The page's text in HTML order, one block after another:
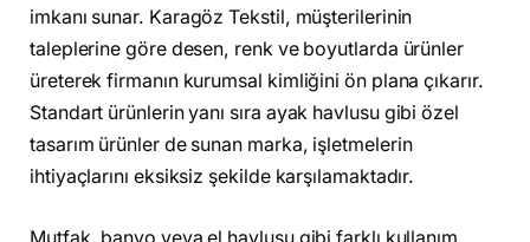
imkanı sunar. Karagöz Tekstil, müşterilerinin
taleplerine göre desen, renk ve boyutlarda ürünler
üreterek firmanın kurumsal kimliğini ön plana çıkarır.
Standart ürünlerin yanı sıra ayak havlusu gibi özel
tasarım ürünler de sunan marka, işletmelerin
ihtiyaçlarını eksiksiz şekilde karşılamaktadır.